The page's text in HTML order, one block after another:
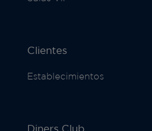
Clientes
Establecimientos
Diners Club